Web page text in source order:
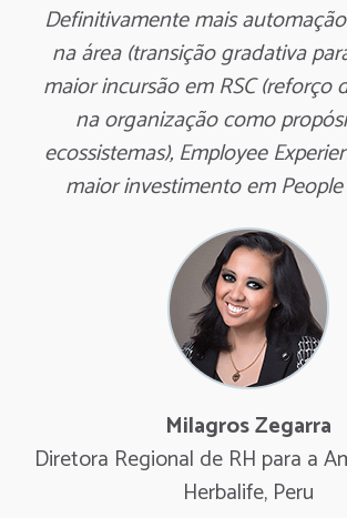
Definitivamente mais
na área (transição gradativa
maior incursão em RSC (reforço
na organização como
ecossistemas), Employee
maior investimento em
Milagros Zegarra
Diretora Regional de RH para a
Herbalife, Peru